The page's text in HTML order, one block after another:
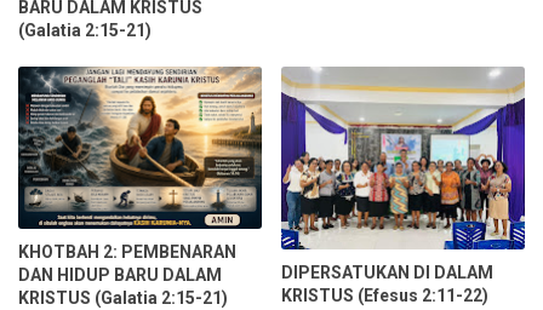
BARU DALAM KRISTUS
(Galatia 2:15-21)
KHOTBAH 2: PEMBENARAN
DAN HIDUP BARU DALAM
KRISTUS (Galatia 2:15-21)
DIPERSATUKAN DI DALAM
KRISTUS (Efesus 2:11-22)